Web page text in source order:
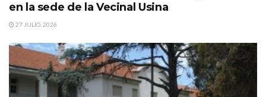
en la sede de la Vecinal Usina
27 JULIO, 2026